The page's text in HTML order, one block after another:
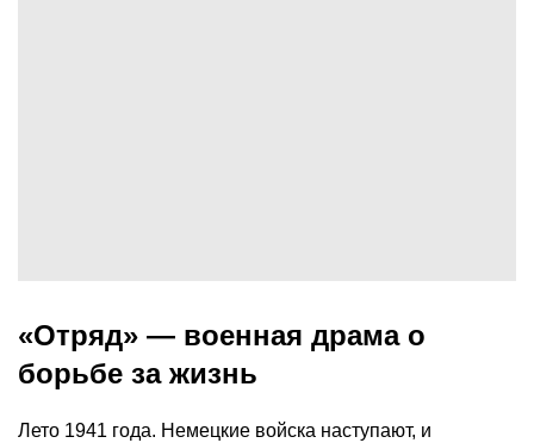
«Отряд» — военная драма о
борьбе за жизнь
Лето 1941 года. Немецкие войска наступают, и